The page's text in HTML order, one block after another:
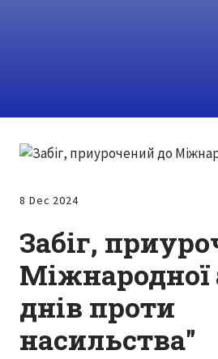
8 Dec 2024
Забіг,
Міжнародної
днів проти
насильства"